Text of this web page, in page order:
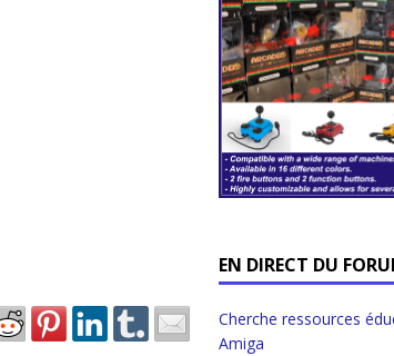
EN DIRECT DU
Cherche ressources
Amiga